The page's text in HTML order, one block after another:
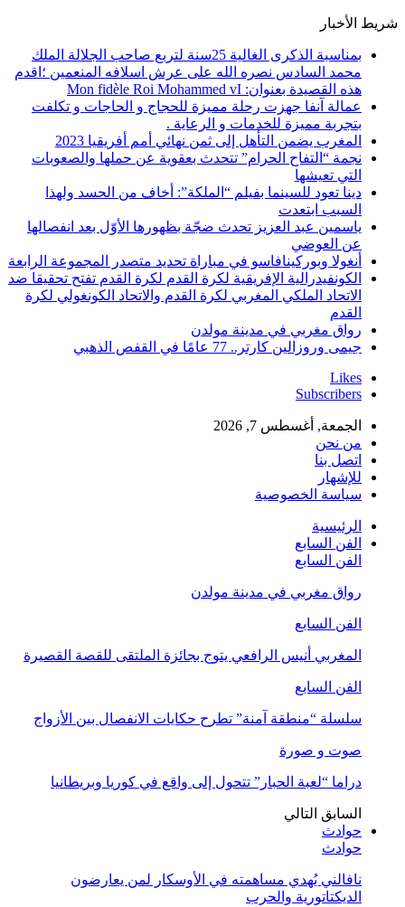
شريط الأخبار
بمناسبة الذكرى الغالية 25سنة لتربع صاحب الجلالة الملك
محمد السادس نصره الله على عرش اسلافه المنعمين ؛اقدم
هذه القصيدة بعنوان: Mon fidèle Roi Mohammed vI
عمالة آنفا جهزت رحلة مميزة للحجاج و الحاجات و تكلفت
بتجربة مميزة للخدمات و الرعاية .
المغرب يضمن التأهل إلى ثمن نهائي أمم أفريقيا 2023
نجمة “التفاح الحرام” تتحدث بعقوية عن حملها والصعوبات
التي تعيشها
دينا تعود للسينما بفيلم “الملكة”: أخاف من الحسد ولهذا
السبب ابتعدت
ياسمين عبد العزيز تحدث ضجّة بظهورها الأوّل بعد انفصالها
عن العوضي
أنغولا وبوركينافاسو في مباراة تحديد متصدر المجموعة الرابعة
الكونفيدرالية الإفريقية لكرة القدم لكرة القدم تفتح تحقيقا ضد
الاتحاد الملكي المغربي لكرة القدم والاتحاد الكونغولي لكرة
القدم
رواق مغربي في مدينة مولدن
جيمى وروزالين كارتر.. 77 عامًا في القفص الذهبي
Likes
Subscribers
الجمعة, أغسطس 7, 2026
من نحن
اتصل بنا
للإشهار
سياسة الخصوصية
الرئيسية
الفن السابع
الفن السابع
رواق مغربي في مدينة مولدن
الفن السابع
المغربي أنيس الرافعي يتوج بجائزة الملتقى للقصة القصيرة
الفن السابع
سلسلة “منطقة آمنة” تطرح حكايات الانفصال بين الأزواج
صوت و صورة
دراما “لعبة الحبار” تتحول إلى واقع في كوريا وبريطانيا
السابق التالي
حوادث
حوادث
نافالني يُهدي مساهمته في الأوسكار لمن يعارضون
الديكتاتورية والحرب